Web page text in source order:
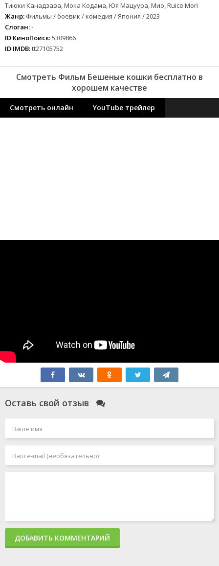
Тиюки Канадзава, Мока Кодама, Юя Мацуура, Мио, Ruice Mori
Жанр: Фильмы / боевик / комедия / Япония / 2023
Слоган:-
ID КиноПоиск:5309866
ID IMDB:tt27105752
Смотреть Фильм Бешеные кошки бесплатно в
хорошем качестве
Смотреть онлайн YouTube трейлер
Оставь свой отзыв
ДОБАВИТЬ КОММЕНТАРИЙ